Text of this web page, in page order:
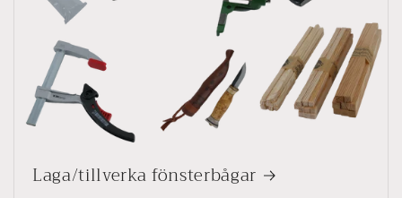
Laga/tillverka fönsterbågar